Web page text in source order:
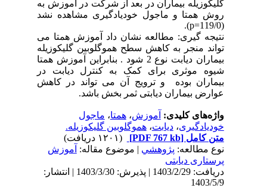
گلیکوزیله بیماران در بعد از شرکت در آموزش به
روش همتا و ماجول خودیادگیری مشاهده نشد
نتیجه گیری: مطالعه نشان داد آموزش همتا می
تواند منجر به کاهش سطح هموگلوبین گلیکوزیله
بیماران دیابت نوع 2 شود . بنابراین آموزش همتا
شیوه موثری برای کمک به کنترل دیابت در
بیماران بوده و ترویج آن می تواند در کاهش
عوارض بیماران دیابتی ثمر بخش باشد.
واژه‌های کلیدی:آموزش،همتا،ماجول
خودیادگیری،دیابت،هموگلوبین گلیکوزیله.
متن کامل[PDF 767 kb]
نوع مطالعه:پژوهشي| موضوع مقاله:آموزش
پرستاری دیابتی
دریافت: 1403/2/29 | پذیرش: 1403/3/30 | انتشار:
1403/5/9